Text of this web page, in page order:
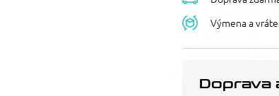
Výmena a
Doprava